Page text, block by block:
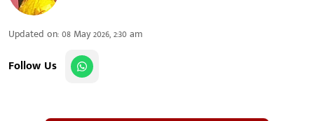
Updated on:08 May 2026, 2:30 am
Follow Us